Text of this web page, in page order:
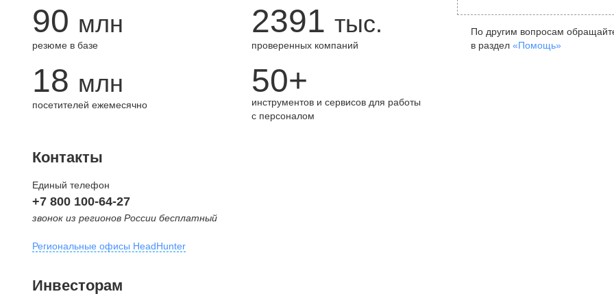
90 млн
резюме в базе
2391 тыс.
проверенных компаний
18 млн
посетителей ежемесячно
50+
инструментов и сервисов для работы
с персоналом
По другим вопросам
в раздел «Помощь»
Контакты
Единый телефон
+7 800 100-64-27
звонок из регионов России бесплатный
Региональные офисы HeadHunter
внутригородская территория
Инвесторам